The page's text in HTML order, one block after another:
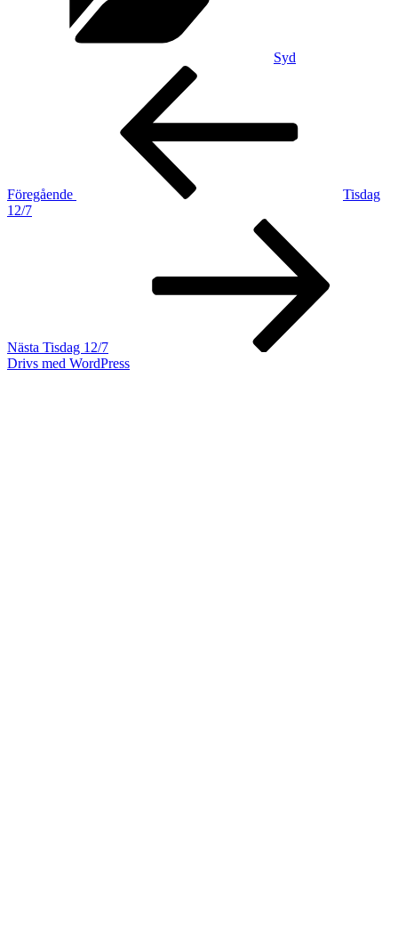
Syd
Inläggsnavigering
Föregående
Tisdag
12/7
Nästa Tisdag 12/7
Drivs med WordPress